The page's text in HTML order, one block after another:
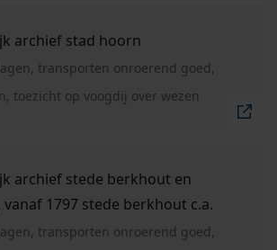
archief stad hoorn
transporten onroerend goed,
toezicht op voogdij over wezen
archief stede berkhout en
1797 stede berkhout c.a.
transporten onroerend goed,